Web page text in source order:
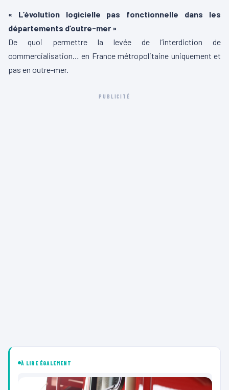
« L’évolution logicielle pas fonctionnelle dans les
départements d’outre-mer »
De quoi permettre la levée de l’interdiction de
commercialisation… en France métropolitaine uniquement et
pas en outre-mer.
PUBLICITÉ
À LIRE ÉGALEMENT